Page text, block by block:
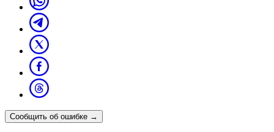
Сообщить об ошибке →